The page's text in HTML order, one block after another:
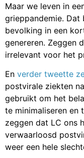
Maar we leven in
grieppandemie. Dat
bevolking in een
genereren. Zeggen
irrelevant voor het
En verder tweette
postvirale ziekten
gebruikt om het
te minimaliseren en
zeggen dat LC ons
verwaarloosd
weer een hele